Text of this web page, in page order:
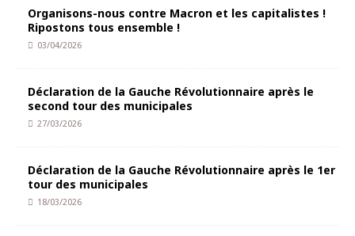
Organisons-nous contre Macron et les capitalistes !
Ripostons tous ensemble !
03/04/2026
Déclaration de la Gauche Révolutionnaire après le
second tour des municipales
27/03/2026
Déclaration de la Gauche Révolutionnaire après le 1er
tour des municipales
18/03/2026